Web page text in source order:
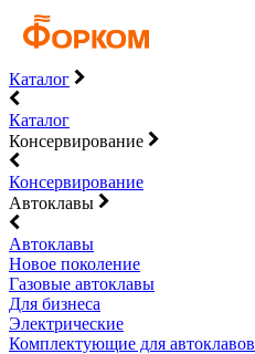
Каталог
Каталог
Консервирование
Консервирование
Автоклавы
Автоклавы
Новое поколение
Газовые автоклавы
Для бизнеса
Электрические
Комплектующие для автоклавов